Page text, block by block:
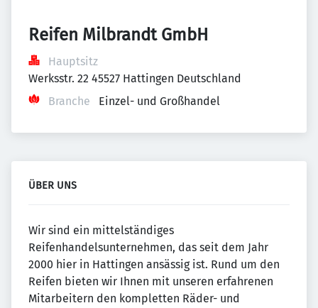
Reifen Milbrandt GmbH
Hauptsitz
Werksstr. 22 45527 Hattingen Deutschland
Branche
Einzel- und Großhandel
ÜBER UNS
Wir sind ein mittelständiges
Reifenhandelsunternehmen, das seit dem Jahr
2000 hier in Hattingen ansässig ist. Rund um den
Reifen bieten wir Ihnen mit unseren erfahrenen
Mitarbeitern den kompletten Räder- und